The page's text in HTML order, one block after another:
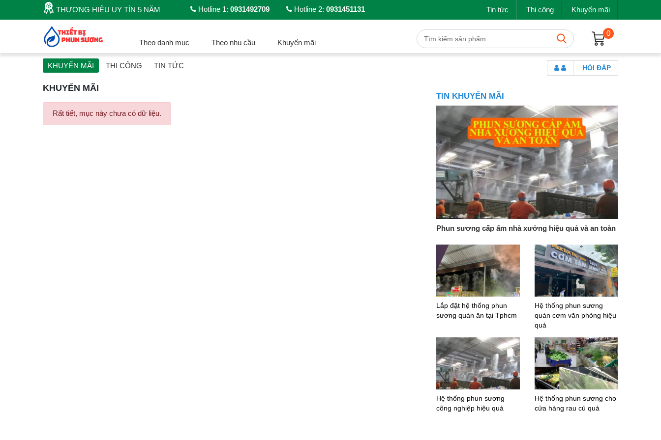
THƯƠNG HIỆU UY TÍN 5 NĂM Hotline 1: 0931492709 Hotline 2: 0931451131 Tin tức Thi công Khuyến mãi
Theo danh mục Theo nhu cầu Khuyến mãi
0
KHUYẾN MÃI THI CÔNG TIN TỨC HỎI ĐÁP
KHUYẾN MÃI
Rất tiết, mục này chưa có dữ liệu.
TIN KHUYẾN MÃI
Phun sương cấp ẩm nhà xưởng hiệu quả và an toàn
Lắp đặt hệ thống phun
sương quán ăn tại Tphcm
Hệ thống phun sương
quán cơm văn phòng hiệu
quả
Hệ thống phun sương
công nghiệp hiệu quả
Hệ thống phun sương cho
cửa hàng rau củ quả